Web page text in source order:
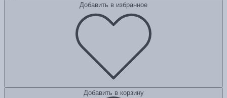
Добавить в избранное
Добавить в корзину